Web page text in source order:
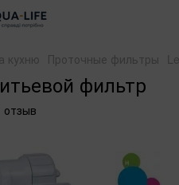
кухню Проточные фильтры
фильтр
отзыв